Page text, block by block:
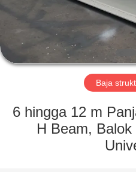
VIDEO
PERTUNJUKAN
VR
TENTANG
KAMI
Baja
6 hingga 12 m
H Beam,